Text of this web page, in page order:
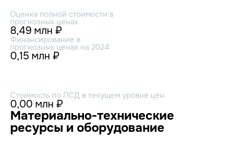
Оценка полной стоимости в
прогнозных ценах
8,49 млн ₽
Финансирование в
прогнозных ценах на 2024
0,15 млн ₽
Стоимость по ПСД в текущем уровне цен
0,00 млн ₽
Материально-технические
ресурсы и оборудование